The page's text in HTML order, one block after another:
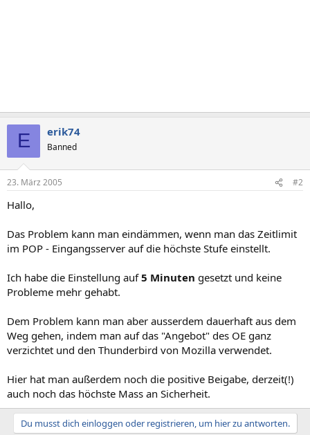
E erik74
Banned
23. März 2005 #2
Hallo,
Das Problem kann man eindämmen, wenn man das Zeitlimit
im POP - Eingangsserver auf die höchste Stufe einstellt.
Ich habe die Einstellung auf5 Minuten gesetzt und keine
Probleme mehr gehabt.
Dem Problem kann man aber ausserdem dauerhaft aus dem
Weg gehen, indem man auf das "Angebot" des OE ganz
verzichtet und den Thunderbird von Mozilla verwendet.
Hier hat man außerdem noch die positive Beigabe, derzeit(!)
auch noch das höchste Mass an Sicherheit.
Du musst dich einloggen oder registrieren, um hier zu antworten.